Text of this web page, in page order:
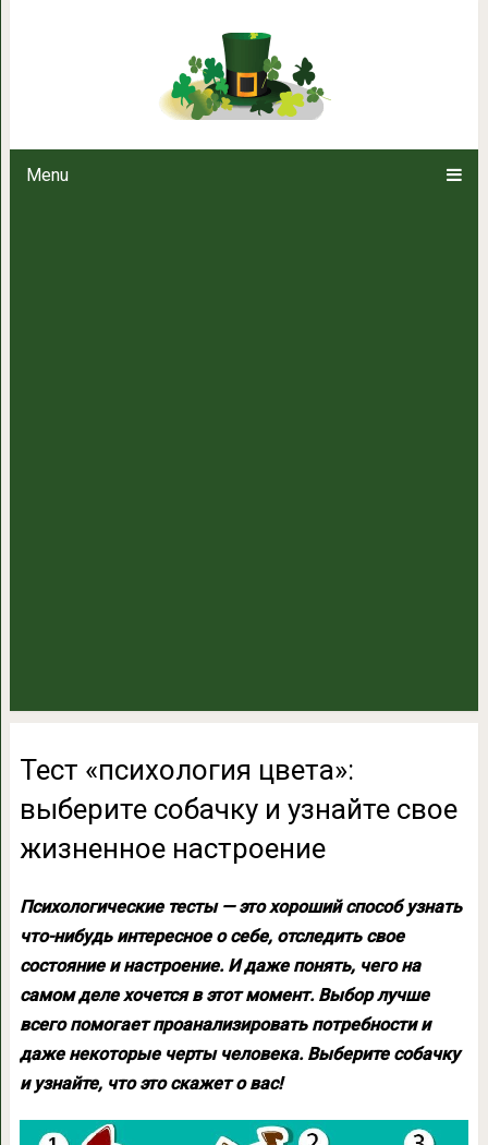
Menu
Тест «психология цвета»:
Тест «психология цвета»:
выберите собачку и узнайте свое
жизненное настроение
Психологические тесты — это хороший способ узнать
что-нибудь интересное о себе, отследить свое
состояние и настроение. И даже понять, чего на
самом деле хочется в этот момент. Выбор лучше
всего помогает проанализировать потребности и
даже некоторые черты человека. Выберите собачку
и узнайте, что это скажет о вас!